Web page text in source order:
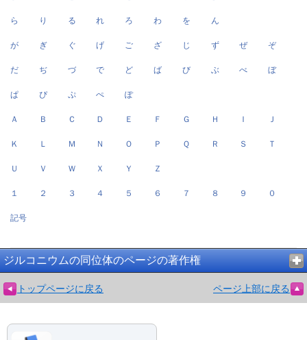
ら り る れ ろ わ を ん
が ぎ ぐ げ ご ざ じ ず ぜ ぞ
だ ぢ づ で ど ば び ぶ べ ぼ
ぱ ぴ ぷ ぺ ぽ
Ａ Ｂ Ｃ Ｄ Ｅ Ｆ Ｇ Ｈ Ｉ Ｊ
Ｋ Ｌ Ｍ Ｎ Ｏ Ｐ Ｑ Ｒ Ｓ Ｔ
Ｕ Ｖ Ｗ Ｘ Ｙ Ｚ
１ ２ ３ ４ ５ ６ ７ ８ ９ ０
記号
ジルコニウムの同位体のページの著作権
トップページに戻る ページ上部に戻る